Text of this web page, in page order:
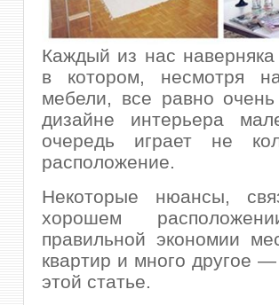
Каждый из нас
в котором, несмотря
мебели, все равно
дизайне интерьера
очередь играет не
расположение.
Некоторые нюансы,
хорошем
правильной экономии
квартир и много другое
этой статье.